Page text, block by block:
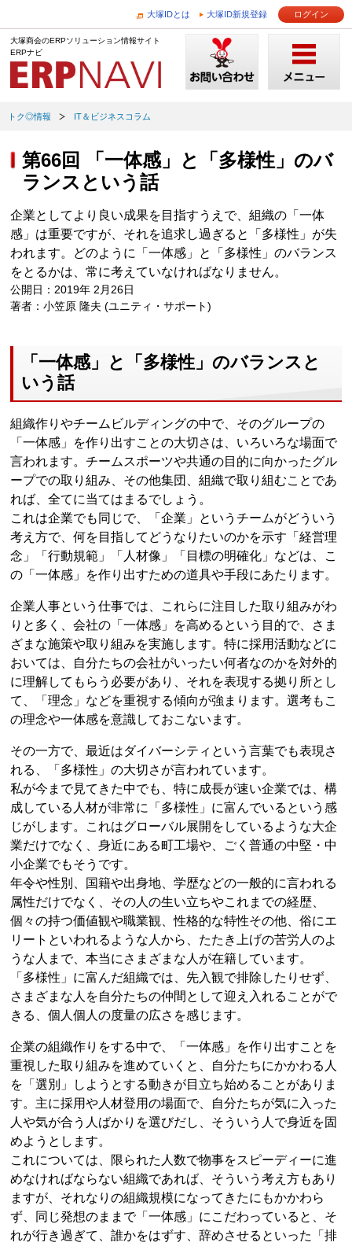
大塚IDとは 大塚ID新規登録 ログイン
大塚商会のERPソリューション情報サイト
ERPナビ
トク◎情報 IT＆ビジネスコラム
第66回 「一体感」と「多様性」のバ
ランスという話
企業としてより良い成果を目指すうえで、組織の「一体
感」は重要ですが、それを追求し過ぎると「多様性」が失
われます。どのように「一体感」と「多様性」のバランス
をとるかは、常に考えていなければなりません。
公開日：2019年 2月26日
著者：小笠原 隆夫 (ユニティ・サポート)
「一体感」と「多様性」のバランスと
いう話
組織作りやチームビルディングの中で、そのグループの
「一体感」を作り出すことの大切さは、いろいろな場面で
言われます。チームスポーツや共通の目的に向かったグル
ープでの取り組み、その他集団、組織で取り組むことであ
れば、全てに当てはまるでしょう。
これは企業でも同じで、「企業」というチームがどういう
考え方で、何を目指してどうなりたいのかを示す「経営理
念」「行動規範」「人材像」「目標の明確化」などは、こ
の「一体感」を作り出すための道具や手段にあたります。
企業人事という仕事では、これらに注目した取り組みがわ
りと多く、会社の「一体感」を高めるという目的で、さま
ざまな施策や取り組みを実施します。特に採用活動などに
おいては、自分たちの会社がいったい何者なのかを対外的
に理解してもらう必要があり、それを表現する拠り所とし
て、「理念」などを重視する傾向が強まります。選考もこ
の理念や一体感を意識しておこないます。
その一方で、最近はダイバーシティという言葉でも表現さ
れる、「多様性」の大切さが言われています。
私が今まで見てきた中でも、特に成長が速い企業では、構
成している人材が非常に「多様性」に富んでいるという感
じがします。これはグローバル展開をしているような大企
業だけでなく、身近にある町工場や、ごく普通の中堅・中
小企業でもそうです。
年令や性別、国籍や出身地、学歴などの一般的に言われる
属性だけでなく、その人の生い立ちやこれまでの経歴、
個々の持つ価値観や職業観、性格的な特性その他、俗にエ
リートといわれるような人から、たたき上げの苦労人のよ
うな人まで、本当にさまざまな人が在籍しています。
「多様性」に富んだ組織では、先入観で排除したりせず、
さまざまな人を自分たちの仲間として迎え入れることがで
きる、個人個人の度量の広さを感じます。
企業の組織作りをする中で、「一体感」を作り出すことを
重視した取り組みを進めていくと、自分たちにかかわる人
を「選別」しようとする動きが目立ち始めることがありま
す。主に採用や人材登用の場面で、自分たちが気に入った
人や気が合う人ばかりを選びだし、そういう人で身近を固
めようとします。
これについては、限られた人数で物事をスピーディーに進
めなければならない組織であれば、そういう考え方もあり
ますが、それなりの組織規模になってきたにもかかわら
ず、同じ発想のままで「一体感」にこだわっていると、そ
れが行き過ぎて、誰かをはずす、辞めさせるといった「排